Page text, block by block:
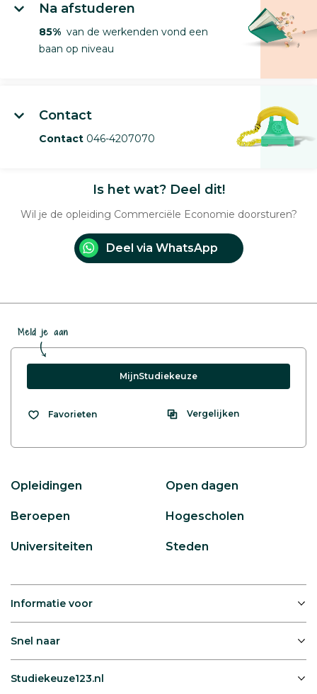
Na afstuderen
85% van de werkenden vond een
baan op niveau
Contact
Contact 046-4207070
Is het wat? Deel dit!
Wil je de opleiding Commerciële Economie doorsturen?
Deel via WhatsApp
Meld je aan
MijnStudiekeuze
Favorieten Vergelijken
Opleidingen Open dagen
Beroepen Hogescholen
Universiteiten Steden
Informatie voor
Snel naar
Studiekeuze123.nl